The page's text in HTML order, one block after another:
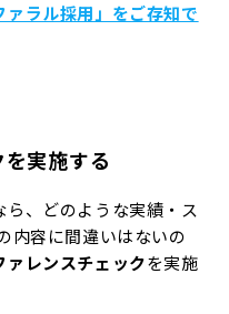
ラル採用」をご存知で
実施する
、どのような実績・ス
内容に間違いはないの
ァレンスチェックを実施